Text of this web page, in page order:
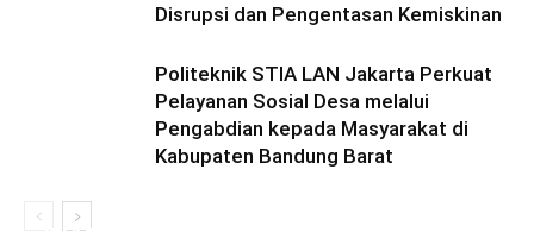
Disrupsi dan Pengentasan Kemiskinan
Politeknik STIA LAN Jakarta Perkuat
Pelayanan Sosial Desa melalui
Pengabdian kepada Masyarakat di
Kabupaten Bandung Barat
Ini Kronologinya! Diduga Teriaki Kata Sambo,